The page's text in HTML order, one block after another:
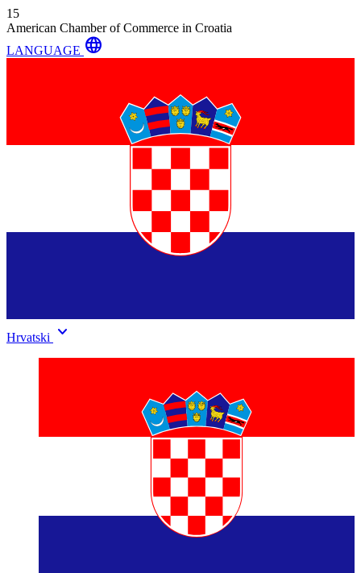
15
American Chamber of Commerce in Croatia
LANGUAGE language
Hrvatski keyboard_arrow_down